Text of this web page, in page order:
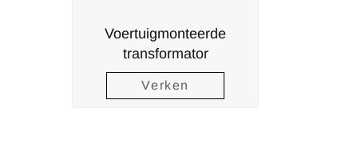
Voertuigmonteerde
transformator
Verken